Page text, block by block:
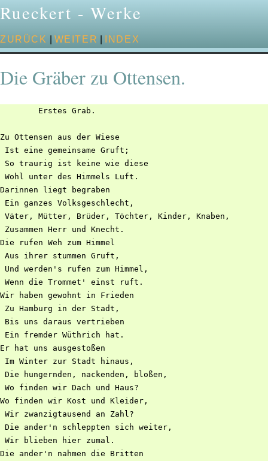
Rueckert - Werke
ZURÜCK WEITER INDEX
Die Gräber zu Ottensen.
        Erstes Grab.
Zu Ottensen aus der Wiese
Ist eine gemeinsame Gruft;
So traurig ist keine wie diese
Wohl unter des Himmels Luft.
Darinnen liegt begraben
Ein ganzes Volksgeschlecht,
Väter, Mütter, Brüder, Töchter, Kinder, Knaben,
Zusammen Herr und Knecht.
Die rufen Weh zum Himmel
Aus ihrer stummen Gruft,
Und werden's rufen zum Himmel,
Wenn die Trommet' einst ruft.
Wir haben gewohnt in Frieden
Zu Hamburg in der Stadt,
Bis uns daraus vertrieben
Ein fremder Wüthrich hat.
Er hat uns ausgestoßen
Im Winter zur Stadt hinaus,
Die hungernden, nackenden, bloßen,
Wo finden wir Dach und Haus?
Wo finden wir Kost und Kleider,
Wir zwanzigtausend an Zahl?
Die ander'n schleppten sich weiter,
Wir blieben hier zumal.
Die ander'n nahmen die Britten